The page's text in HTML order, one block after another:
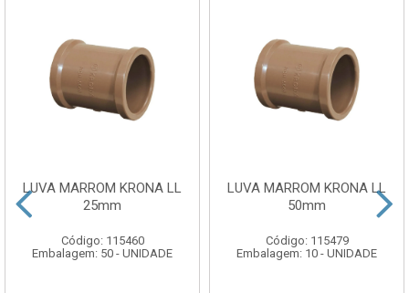
LUVA MARROM KRONA LL
25mm
Código: 115460
Embalagem: 50 - UNIDADE
LUVA MARROM KRONA LL
50mm
Código: 115479
Embalagem: 10 - UNIDADE